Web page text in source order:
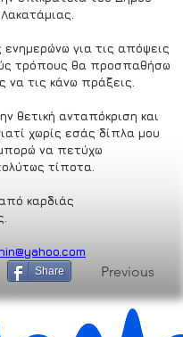
Λακατάμιας.
για τις απόψεις
τρόπους θα προσπαθήσω
να τις κάνω πράξεις.
θετική ανταπόκριση και
χωρίς εσάς δίπλα μου
να πετύχω
τίποτα.
καρδιάς
Share Previous